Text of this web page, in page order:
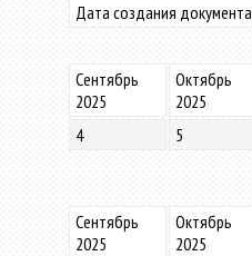
Дата создания документа
Сентябрь
2025
Октябрь
2025
4
5
Сентябрь
2025
Октябрь
2025